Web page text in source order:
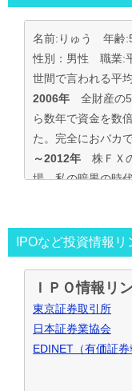
名前:りゅう 年齢
性別：男性 職業:
世間で言われる平
2006年 全財産の
ら数年で資金を数
た。完全におバカで
～2012年 株ＦＸ
場。私の暗黒の時
投資の王道は手堅
く事と気付く。
IPO投資で毎年50
～2016年目標を大
事が出来た。
2017年～資金も順
で残りの資金でIPOｾ
IPOなど投資情報リ
ＩＰＯ情報リ
東京証券取引所
日本証券業協会
EDINET（有価証券